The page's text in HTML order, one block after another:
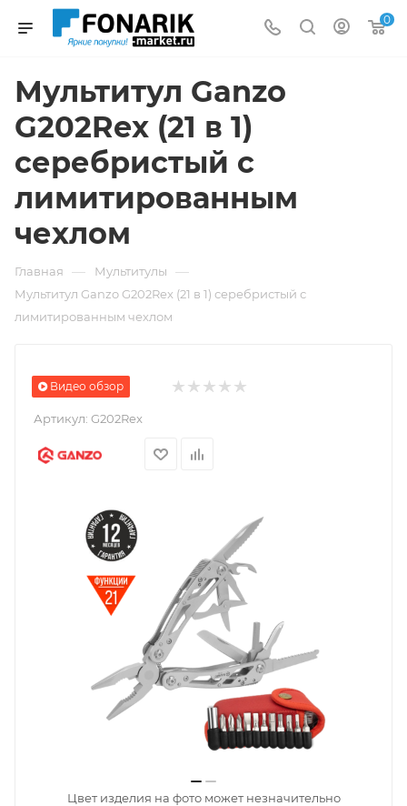
0
Мультитул Ganzo
G202Rex (21 в 1)
серебристый с
лимитированным
чехлом
Главная — Мультитулы —
Мультитул Ganzo G202Rex (21 в 1) серебристый с
лимитированным чехлом
Видео обзор
Артикул: G202Rex
Цвет изделия на фото может незначительно